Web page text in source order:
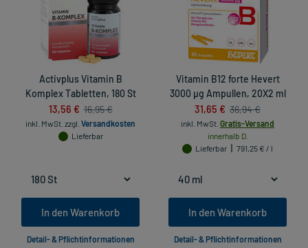
Activplus Vitamin B
Komplex Tabletten, 180 St
13,56 € 16,95 €
inkl. MwSt. zzgl. Versandkosten
Lieferbar
In den Warenkorb
Detail- & Pflichtinformationen
Vitamin B12 forte Hevert
3000 µg Ampullen, 20X2 ml
31,65 € 36,94 €
inkl. MwSt. Gratis-Versand
innerhalb D.
Lieferbar
791,25 € / l
In den Warenkorb
Detail- & Pflichtinformationen